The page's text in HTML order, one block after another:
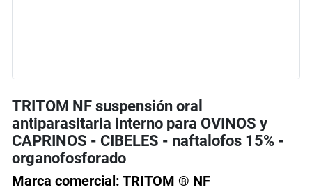
TRITOM NF suspensión oral
antiparasitaria interno para OVINOS y
CAPRINOS - CIBELES - naftalofos 15% -
organofosforado
Marca comercial: TRITOM ® NF